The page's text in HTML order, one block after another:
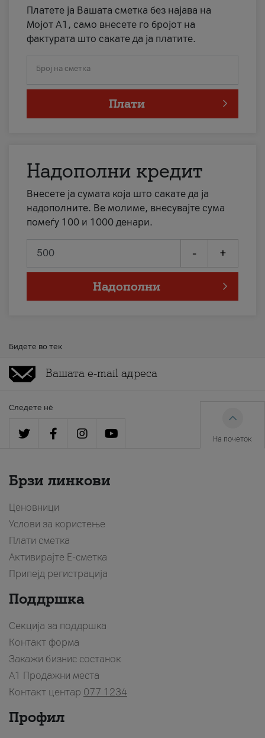
Платете ја Вашата сметка без најава на
Мојот А1, само внесете го бројот на
фактурата што сакате да ја платите.
Број на сметка
Плати
Надополни кредит
Внесете ја сумата која што сакате да ја
надополните. Ве молиме, внесувајте сума
помеѓу 100 и 1000 денари.
- +
Надополни
Бидете во тек
Следете нè
На почеток
Брзи линкови
Ценовници
Услови за користење
Плати сметка
Активирајте Е-сметка
Припејд регистрација
Поддршка
Секција за поддршка
Контакт форма
Закажи бизнис состанок
A1 Продажни места
Контакт центар 077 1234
Профил